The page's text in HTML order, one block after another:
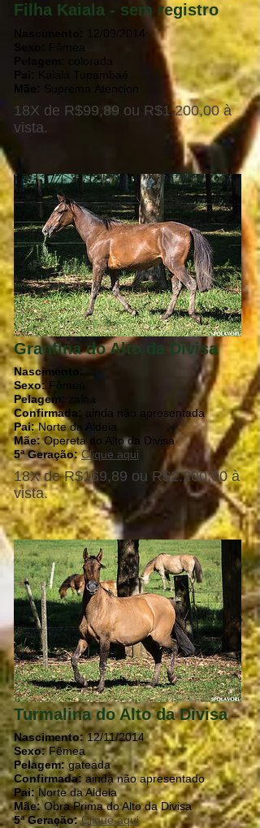
Filha Kaiala - sem registro
Nascimento:
12/09/2014
Sexo:
Fêmea
Pelagem:
colorada
Pai:
Kaiala Tupambaé
Mãe: Suprema Atencion
18X de R$99,89 ou R$1.200,00 à
vista.
Granfina do Alto da Divisa
Nascimento:
Sexo: Fêmea
Pelagem:
zaina
Confirmada: ainda não apresentada
Pai:Norte da Aldeia
Mãe:Opereta do Alto da Divisa
5ª Geração:Clique aqui
18X de R$169,89 ou R$2.200,00 à
vista.
Turmalina do Alto da Divisa
Nascimento:12/11/2014
Sexo:Fêmea
Pelagem: gateada
Confirmada: ainda não apresentado
Pai: Norte da Aldeia
Mãe:Obra Prima do Alto da Divisa
5ª Geração:Clique aqui